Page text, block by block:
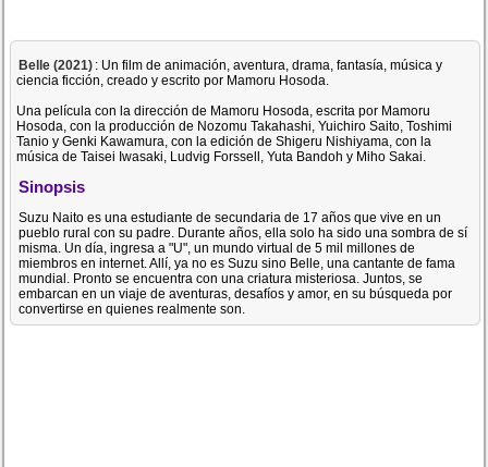
Belle (2021) : Un film de animación, aventura, drama, fantasía, música y
ciencia ficción, creado y escrito por Mamoru Hosoda.
Una película con la dirección de Mamoru Hosoda, escrita por Mamoru
Hosoda, con la producción de Nozomu Takahashi, Yuichiro Saito, Toshimi
Tanio y Genki Kawamura, con la edición de Shigeru Nishiyama, con la
música de Taisei Iwasaki, Ludvig Forssell, Yuta Bandoh y Miho Sakai.
Sinopsis
Suzu Naito es una estudiante de secundaria de 17 años que vive en un
pueblo rural con su padre. Durante años, ella solo ha sido una sombra de sí
misma. Un día, ingresa a "U", un mundo virtual de 5 mil millones de
miembros en internet. Allí, ya no es Suzu sino Belle, una cantante de fama
mundial. Pronto se encuentra con una criatura misteriosa. Juntos, se
embarcan en un viaje de aventuras, desafíos y amor, en su búsqueda por
convertirse en quienes realmente son.